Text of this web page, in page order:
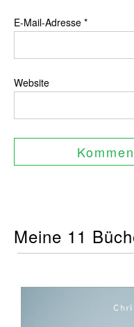
E-Mail-Adresse *
Website
Meine 11